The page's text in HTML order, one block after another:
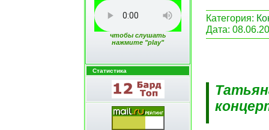
чтобы слушать
нажмите "play"
Статистика
Категория:
Дата: